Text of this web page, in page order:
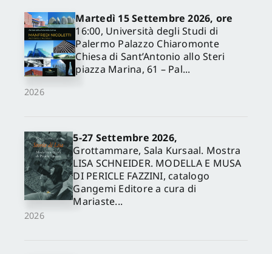
2026
Martedì 15 Settembre 2026, ore
16:00, Università degli Studi di
Palermo Palazzo Chiaromonte
Chiesa di Sant’Antonio allo Steri
piazza Marina, 61 – Pal...
2026
5-27 Settembre 2026,
Grottammare, Sala Kursaal. Mostra
LISA SCHNEIDER. MODELLA E MUSA
DI PERICLE FAZZINI, catalogo
Gangemi Editore a cura di
Mariaste...